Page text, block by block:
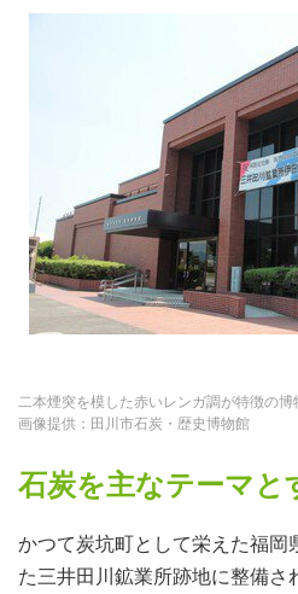
二本煙突を模した赤いレンガ調が特徴の博
画像提供：田川市石炭・歴史博物館
石炭を主なテーマと
かつて炭坑町として栄えた福岡
た三井田川鉱業所跡地に整備